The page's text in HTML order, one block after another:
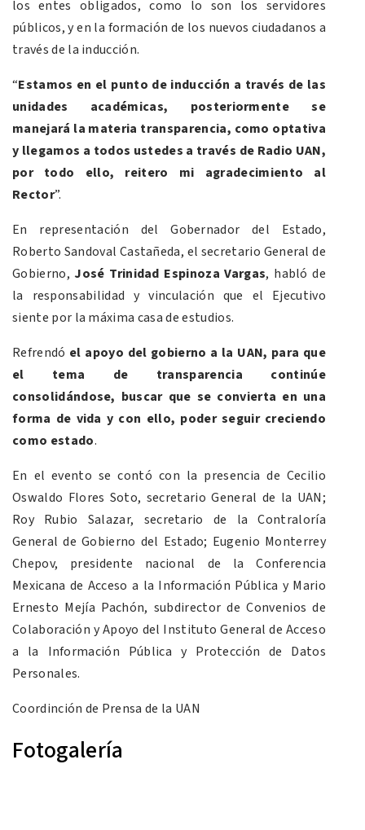
los entes obligados, como lo son los servidores
públicos, y en la formación de los nuevos ciudadanos a
través de la inducción.
“Estamos en el punto de inducción a través de las
unidades académicas, posteriormente se
manejará la materia transparencia, como optativa
y llegamos a todos ustedes a través de Radio UAN,
por todo ello, reitero mi agradecimiento al
Rector”.
En representación del Gobernador del Estado,
Roberto Sandoval Castañeda, el secretario General de
Gobierno, José Trinidad Espinoza Vargas, habló de
la responsabilidad y vinculación que el Ejecutivo
siente por la máxima casa de estudios.
Refrendó el apoyo del gobierno a la UAN, para que
el tema de transparencia continúe
consolidándose, buscar que se convierta en una
forma de vida y con ello, poder seguir creciendo
como estado.
En el evento se contó con la presencia de Cecilio
Oswaldo Flores Soto, secretario General de la UAN;
Roy Rubio Salazar, secretario de la Contraloría
General de Gobierno del Estado; Eugenio Monterrey
Chepov, presidente nacional de la Conferencia
Mexicana de Acceso a la Información Pública y Mario
Ernesto Mejía Pachón, subdirector de Convenios de
Colaboración y Apoyo del Instituto General de Acceso
a la Información Pública y Protección de Datos
Personales.
Coordinción de Prensa de la UAN
Fotogalería